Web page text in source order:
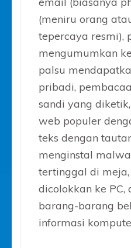
(meniru orang
tepercaya resmi),
mengumumkan
palsu
pribadi,
sandi yang
web populer
teks dengan
menginstal
tertinggal di
dicolokkan ke PC,
barang-barang
informasi